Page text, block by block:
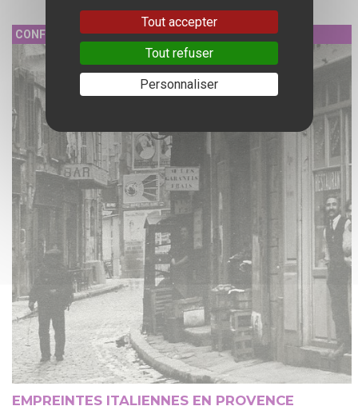
CONFÉRENCE
EMPREINTES ITALIENNES EN PROVENCE
Tout accepter
Tout refuser
Personnaliser